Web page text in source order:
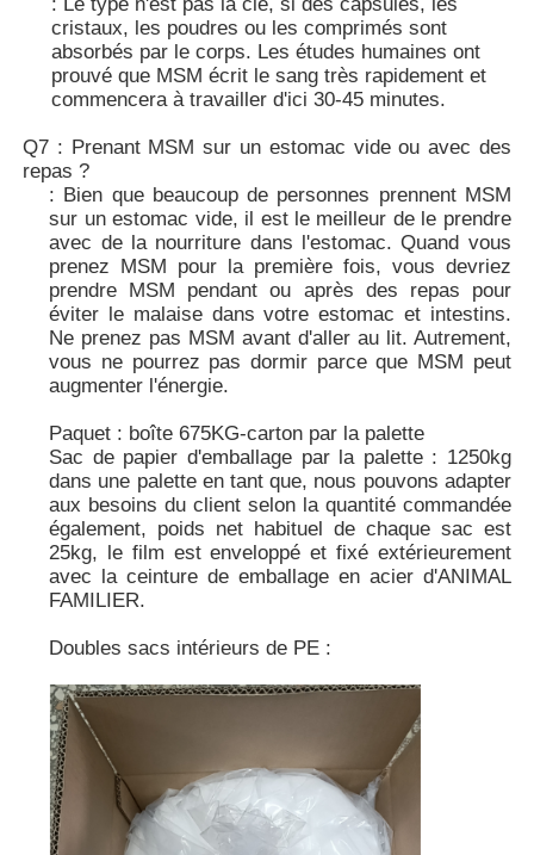
cristaux, les poudres ou les comprimés sont
absorbés par le corps. Les études humaines ont
prouvé que MSM écrit le sang très rapidement et
commencera à travailler d'ici 30-45 minutes.
Q7 : Prenant MSM sur un estomac vide ou avec des
repas ?
: Bien que beaucoup de personnes prennent MSM
sur un estomac vide, il est le meilleur de le prendre
avec de la nourriture dans l'estomac. Quand vous
prenez MSM pour la première fois, vous devriez
prendre MSM pendant ou après des repas pour
éviter le malaise dans votre estomac et intestins.
Ne prenez pas MSM avant d'aller au lit. Autrement,
vous ne pourrez pas dormir parce que MSM peut
augmenter l'énergie.
Paquet : boîte 675KG-carton par la palette
Sac de papier d'emballage par la palette : 1250kg
dans une palette en tant que, nous pouvons adapter
aux besoins du client selon la quantité commandée
également, poids net habituel de chaque sac est
25kg, le film est enveloppé et fixé extérieurement
avec la ceinture de emballage en acier d'ANIMAL
FAMILIER.
Doubles sacs intérieurs de PE :